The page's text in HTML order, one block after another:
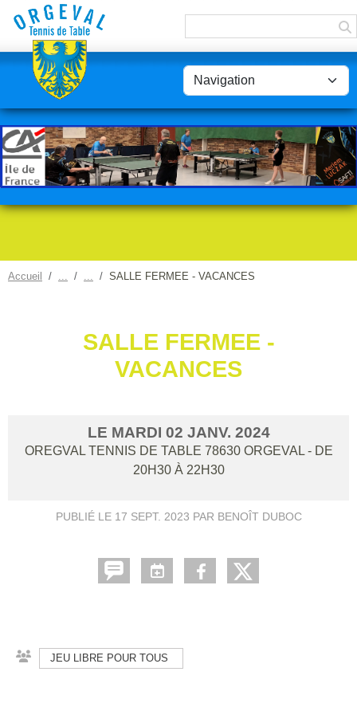
Accueil SALLE FERMEE - VACANCES
SALLE FERMEE -
VACANCES
LE MARDI 02 JANV. 2024
OREGVAL TENNIS DE TABLE 78630 ORGEVAL - DE
20H30 À 22H30
PUBLIÉ LE 17 SEPT. 2023 PAR BENOÎT DUBOC
JEU LIBRE POUR TOUS
Panneau de gestion des cookies